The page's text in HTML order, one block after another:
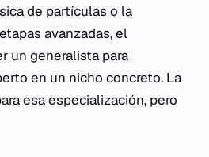
de partículas o la
avanzadas, el
un generalista para
en un nicho concreto. La
esa especialización, pero